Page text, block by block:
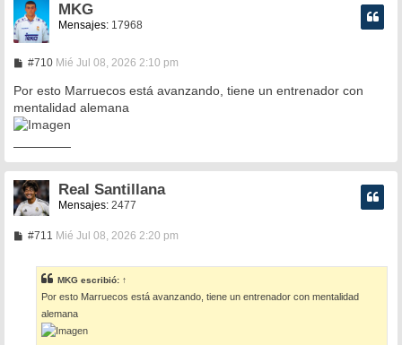
MKG
Mensajes: 17968
#710M
n
s
a
j
Mié Jul 08, 2026 2:10 pm
Por esto Marruecos está avanzando, tiene un entrenador con
mentalidad alemana
Real Santillana
Mensajes: 2477
#711 M
s
a
j
e
Mié Jul 08, 2026 2:20 pm
MKG escribió: ↑
Por esto Marruecos está avanzando, tiene un entrenador con mentalidad
alemana